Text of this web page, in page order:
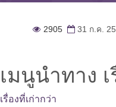
2905 31 ก.ค.
เมนูนำทาง เ
เรื่องที่เก่ากว่า